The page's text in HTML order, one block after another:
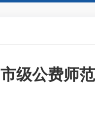
级公费师